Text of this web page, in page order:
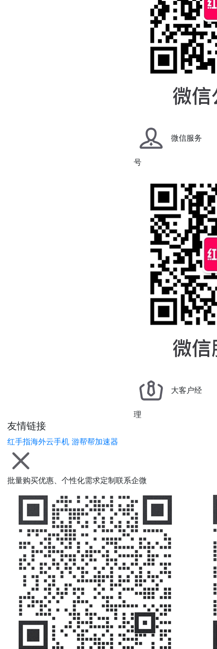
友情链接
红手指海外云手机 游帮帮加速器
微信服务
号
大客户经
理
批量购买优惠、个性化需求定制联系企微